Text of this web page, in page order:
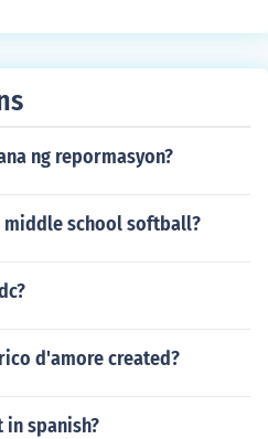
saloobin, ideya, at karana
sa wika at kritikal na p
isang makapangyarihang
ng repormasyon?
school softball?
d'amore created?
in spanish?